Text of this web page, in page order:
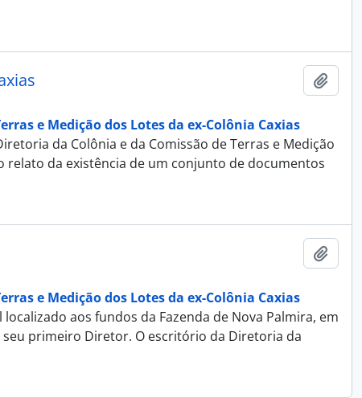
e Medição dos Lotes da ex-Colônia Caxias
da Colônia e da Comissão de Terras e Medição
relato da existência de um conjunto de documentos
e Medição dos Lotes da ex-Colônia Caxias
aos fundos da Fazenda de Nova Palmira, em
primeiro Diretor. O escritório da Diretoria da